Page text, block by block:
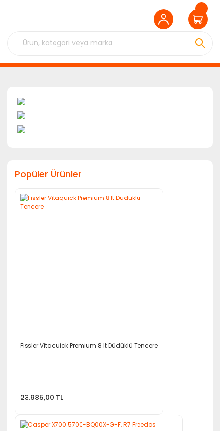
Popüler Ürünler
Fissler Vitaquick Premium 8 lt Düdüklü Tencere
23.985,00 TL